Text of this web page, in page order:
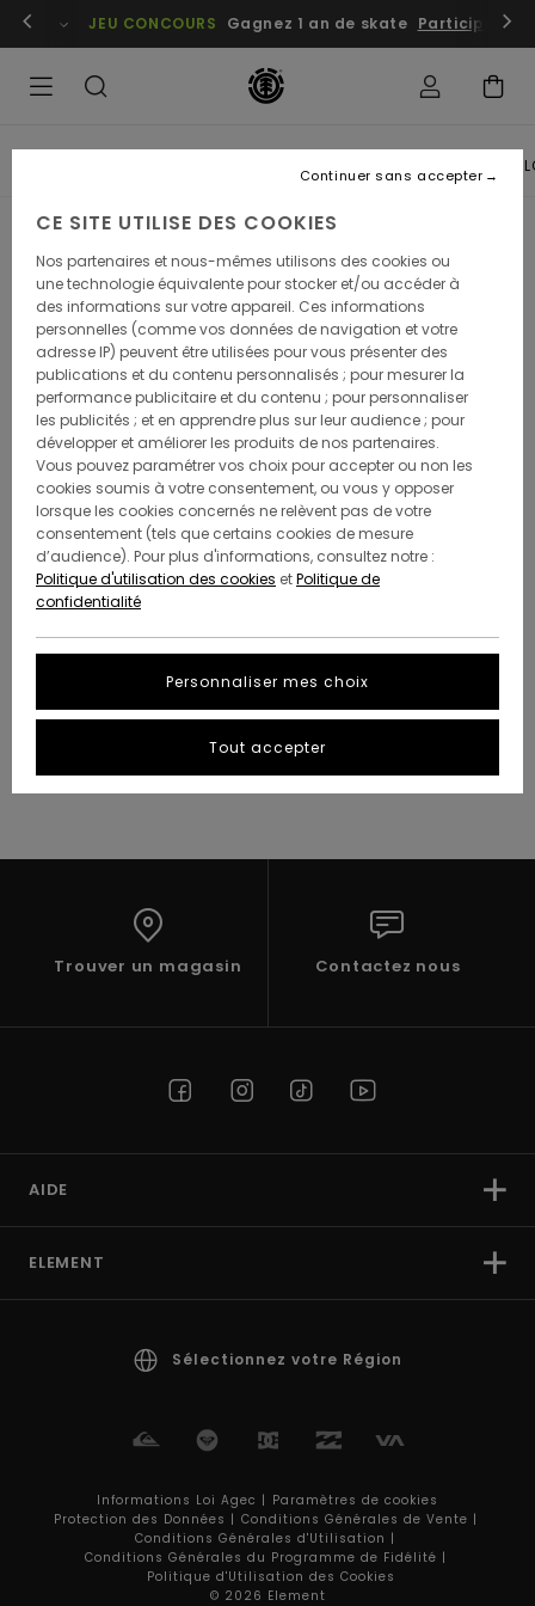
Se connecter / s'inscrire
JEU CONCOURS Gagnez 1 an de skate Participez
NATIONAL GEOGRAPHIC &
ELEMENT
READ MORE
ELEMENT AND GRIFFIN
STUDIO - FUTURE NATURE
READ MORE
THE ELEMENT BACKPACK
BUYER'S GUIDE
Trouver un magasin Contactez nous
AIDE
ELEMENT
Sélectionnez votre Région
Informations Loi Agec | Paramètres de cookies
Protection des Données | Conditions Générales de Vente |
Conditions Générales d'Utilisation |
Conditions Générales du Programme de Fidélité |
Politique d'Utilisation des Cookies
© 2026 Element
CE SITE UTILISE DES COOKIES
Nos partenaires et nous-mêmes utilisons des cookies ou
une technologie équivalente pour stocker et/ou accéder à
des informations sur votre appareil. Ces informations
personnelles (comme vos données de navigation et votre
adresse IP) peuvent être utilisées pour vous présenter des
publications et du contenu personnalisés ; pour mesurer la
performance publicitaire et du contenu ; pour personnaliser
les publicités ; et en apprendre plus sur leur audience ; pour
développer et améliorer les produits de nos partenaires.
Vous pouvez paramétrer vos choix pour accepter ou non les
cookies soumis à votre consentement, ou vous y opposer
lorsque les cookies concernés ne relèvent pas de votre
consentement (tels que certains cookies de mesure
d’audience). Pour plus d'informations, consultez notre :
Politique d'utilisation des cookies etPolitique de
confidentialité
Personnaliser mes choix
Continuer sans accepter
Tout accepter